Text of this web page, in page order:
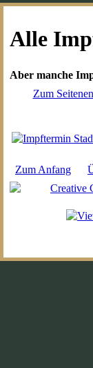
Alle
Aber manche
Zum
Zum Anfang